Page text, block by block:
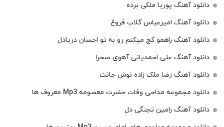
دانلود آهنگ پوریا ملکی برده
دانلود آهنگ امیرعباس گلاب فروغ
دانلود آهنگ راهمو کج میکنم رو به تو احسان دریادل
دانلود آهنگ علی احمدیانی آهوی صحرا
دانلود آهنگ رضا ملک زاده نوش جانت
دانلود مجموعه مداحی وفات حضرت معصومه Mp3 معروف ها
دانلود آهنگ رامین تجنگی دل